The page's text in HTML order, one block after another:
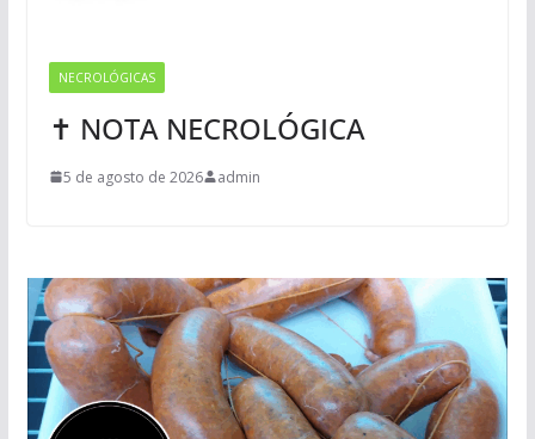
NECROLÓGICAS
✝ NOTA NECROLÓGICA
5 de agosto de 2026 admin